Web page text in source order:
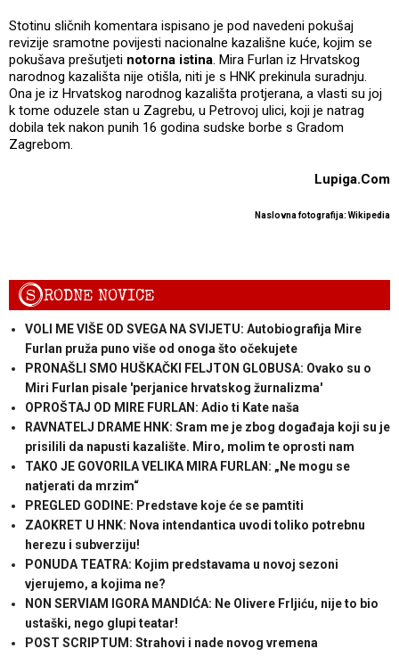
Stotinu sličnih komentara ispisano je pod navedeni pokušaj
revizije sramotne povijesti nacionalne kazališne kuće, kojim se
pokušava prešutjeti notorna istina. Mira Furlan iz Hrvatskog
narodnog kazališta nije otišla, niti je s HNK prekinula suradnju.
Ona je iz Hrvatskog narodnog kazališta protjerana, a vlasti su joj
k tome oduzele stan u Zagrebu, u Petrovoj ulici, koji je natrag
dobila tek nakon punih 16 godina sudske borbe s Gradom
Zagrebom.
Lupiga.Com
Naslovna fotografija: Wikipedia
SRODNE NOVICE
VOLI ME VIŠE OD SVEGA NA SVIJETU: Autobiografija Mire
Furlan pruža puno više od onoga što očekujete
PRONAŠLI SMO HUŠKAČKI FELJTON GLOBUSA: Ovako su o
Miri Furlan pisale 'perjanice hrvatskog žurnalizma'
OPROŠTAJ OD MIRE FURLAN: Adio ti Kate naša
RAVNATELJ DRAME HNK: Sram me je zbog događaja koji su je
prisilili da napusti kazalište. Miro, molim te oprosti nam
TAKO JE GOVORILA VELIKA MIRA FURLAN: „Ne mogu se
natjerati da mrzim“
PREGLED GODINE: Predstave koje će se pamtiti
ZAOKRET U HNK: Nova intendantica uvodi toliko potrebnu
herezu i subverziju!
PONUDA TEATRA: Kojim predstavama u novoj sezoni
vjerujemo, a kojima ne?
NON SERVIAM IGORA MANDIĆA: Ne Olivere Frljiću, nije to bio
ustaški, nego glupi teatar!
POST SCRIPTUM: Strahovi i nade novog vremena